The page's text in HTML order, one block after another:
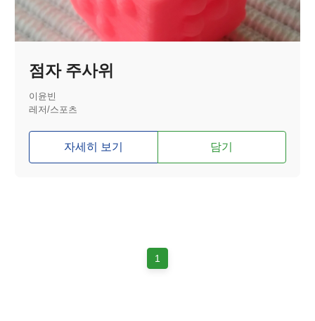
점자 주사위
이윤빈
레저/스포츠
자세히 보기 담기
1